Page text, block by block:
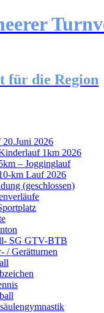
für die Region
20.Juni 2026
1km 2026
– Jogginglauf
km Lauf 2026
(geschlossen)
SG GTV-BTB
/ Gerätturnen